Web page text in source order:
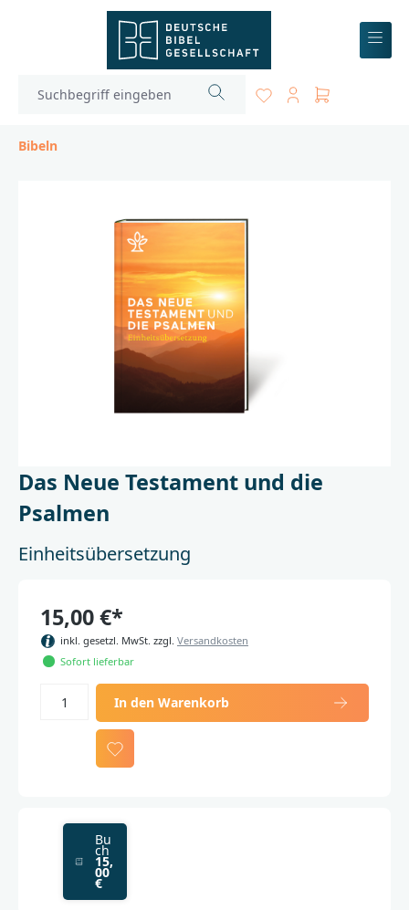
Bibeln
Das Neue Testament und die
Psalmen
Einheitsübersetzung
15,00 €*
inkl. gesetzl. MwSt. zzgl. Versandkosten
Sofort lieferbar
In den Warenkorb
Bu
ch
15,
00
€